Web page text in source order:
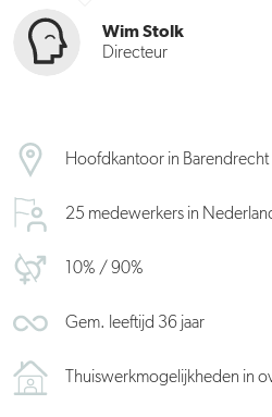
Wim Stolk
Directeur
Hoofdkantoor in Barendrecht
25 medewerkers in
10% / 90%
Gem. leeftijd 36 jaar
Thuiswerkmogelijkheden in